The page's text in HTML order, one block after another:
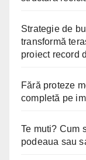
Strategie de
transformă
proiect record
Fără proteze
completă pe
Te muti? Cum
podeaua sau